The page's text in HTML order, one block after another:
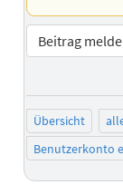
Beitrag
Übersicht
Benutzerkonto